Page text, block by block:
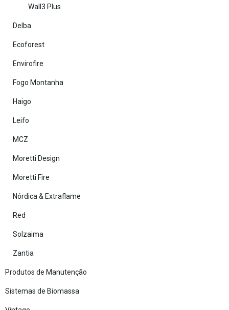
Wall3 Plus
Delba
Ecoforest
Envirofire
Fogo Montanha
Haigo
Leifo
MCZ
Moretti Design
Moretti Fire
Nórdica & Extraflame
Red
Solzaima
Zantia
Produtos de Manutenção
Sistemas de Biomassa